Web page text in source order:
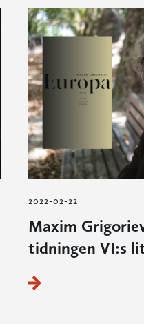
2022-02-22
Maxim
tidningen VI:s